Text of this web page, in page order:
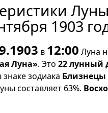
1903
в 12:00 Луна
Луна». Это 22 лунный
зодиака Близнецы
составляет 63%.